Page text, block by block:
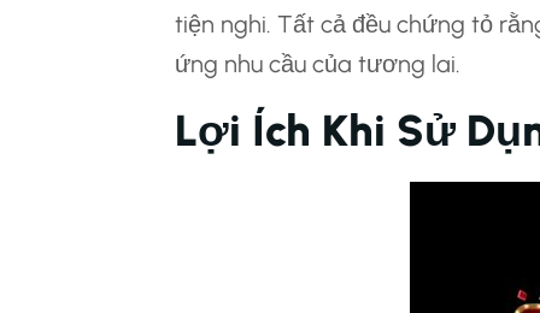
tiện nghi. Tất cả đều chứng tỏ
ứng nhu cầu của tương lai.
Lợi Ích Khi Sử